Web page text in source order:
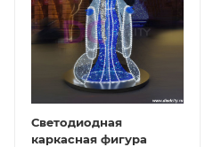
Светодиодная
каркасная фигура